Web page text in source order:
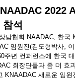
석
담협회 NAADAC, 한국
임원진(김도형박사,
주년 컨퍼런스에 한국
회장단들과 좀 더 효
KNAADAC 새로운 임